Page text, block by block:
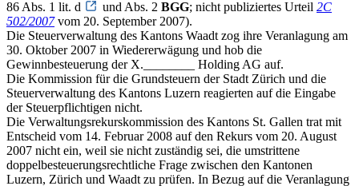
86 Abs. 1 lit. d
und Abs. 2 BGG; nicht publiziertes Urteil 2C
502/2007vom 20. September 2007).
Die Steuerverwaltung des Kantons Waadt zog ihre Veranlagung am
30. Oktober 2007 in Wiedererwägung und hob die
Gewinnbesteuerung der X.________ Holding AG auf.
Die Kommission für die Grundsteuern der Stadt Zürich und die
Steuerverwaltung des Kantons Luzern reagierten auf die Eingabe
der Steuerpflichtigen nicht.
Die Verwaltungsrekurskommission des Kantons St. Gallen trat mit
Entscheid vom 14. Februar 2008 auf den Rekurs vom 20. August
2007 nicht ein, weil sie nicht zuständig sei, die umstrittene
doppelbesteuerungsrechtliche Frage zwischen den Kantonen
Luzern, Zürich und Waadt zu prüfen. In Bezug auf die Veranlagung